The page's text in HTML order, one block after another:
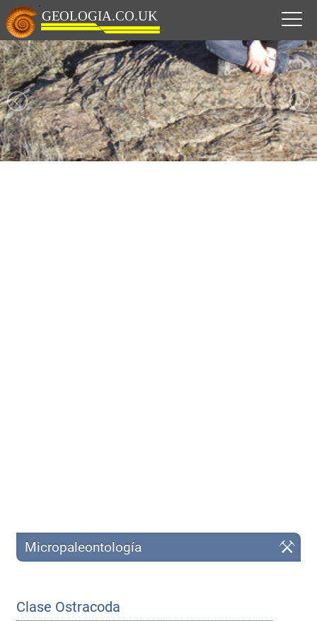
Micropaleontología
Clase Ostracoda